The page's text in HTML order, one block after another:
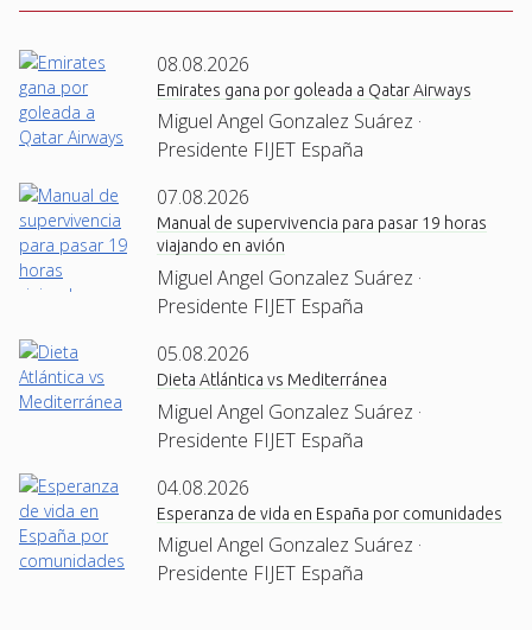
08.08.2026
Emirates gana por goleada a Qatar Airways
Miguel Angel Gonzalez Suárez ·
Presidente FIJET España
07.08.2026
Manual de supervivencia para pasar 19 horas
viajando en avión
Miguel Angel Gonzalez Suárez ·
Presidente FIJET España
05.08.2026
Dieta Atlántica vs Mediterránea
Miguel Angel Gonzalez Suárez ·
Presidente FIJET España
04.08.2026
Esperanza de vida en España por comunidades
Miguel Angel Gonzalez Suárez ·
Presidente FIJET España